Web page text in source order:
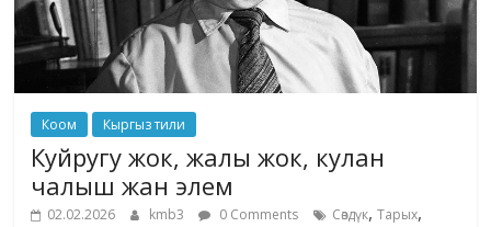
Коом Кыргыз тили
Куйругу жок, жалы жок, кулан
чалыш жан элем
02.02.2026 kmb3 0 Comments Сөздүк,Тарых,